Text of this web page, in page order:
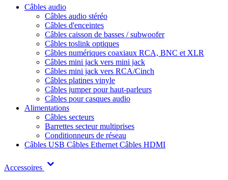
Câbles audio
Câbles audio stéréo
Câbles d'enceintes
Câbles caisson de basses / subwoofer
Câbles toslink optiques
Câbles numériques coaxiaux RCA, BNC et XLR
Câbles mini jack vers mini jack
Câbles mini jack vers RCA/Cinch
Câbles platines vinyle
Câbles jumper pour haut-parleurs
Câbles pour casques audio
Alimentations
Câbles secteurs
Barrettes secteur multiprises
Conditionneurs de réseau
Câbles USB Câbles Ethernet Câbles HDMI
Accessoires